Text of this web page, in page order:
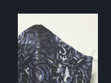
Blasón Piedra